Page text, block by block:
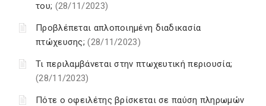
του; (28/11/2023)
Προβλέπεται απλοποιημένη διαδικασία
πτώχευσης;(28/11/2023)
Τι περιλαμβάνεται στην πτωχευτική περιουσία;
(28/11/2023)
Πότε ο οφειλέτης βρίσκεται σε παύση πληρωμών